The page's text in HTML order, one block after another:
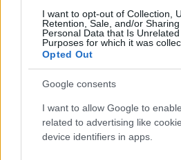
I want to opt-out of Collection,
Retention, Sale, and/or
Personal Data that Is
Purposes for which it was
Opted Out
Google consents
I want to allow Google to
related to advertising like
device identifiers in apps.
onnan semmit, a másik meg úgy
pénz vesszen most, mint később
tanácsot fogadta meg. Azt tudni
rubelt vett fel az üzletre a banktól,
százezer szerepel. Hogy a többi
mond: "Ki nem tudja, hogyan
Oroszországban?"